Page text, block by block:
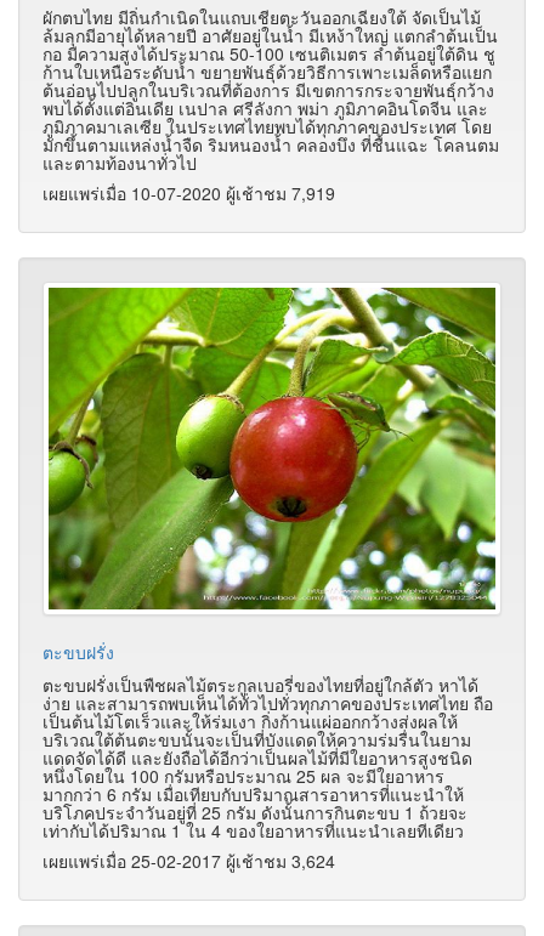
ผักตบไทย มีถิ่นกำเนิดในแถบเชียตะวันออกเฉียงใต้ จัดเป็นไม้
ล้มลุกมีอายุได้หลายปี อาศัยอยู่ในน้ำ มีเหง้าใหญ่ แตกลำต้นเป็น
กอ มีความสูงได้ประมาณ 50-100 เซนติเมตร ลำต้นอยู่ใต้ดิน ชู
ก้านใบเหนือระดับน้ำ ขยายพันธุ์ด้วยวิธีการเพาะเมล็ดหรือแยก
ต้นอ่อนไปปลูกในบริเวณที่ต้องการ มีเขตการกระจายพันธุ์กว้าง
พบได้ตั้งแต่อินเดีย เนปาล ศรีลังกา พม่า ภูมิภาคอินโดจีน และ
ภูมิภาคมาเลเซีย ในประเทศไทยพบได้ทุกภาคของประเทศ โดย
มักขึ้นตามแหล่งน้ำจืด ริมหนองน้ำ คลองบึง ที่ชื้นแฉะ โคลนตม
และตามท้องนาทั่วไป
เผยแพร่เมื่อ 10-07-2020 ผู้เช้าชม 7,919
ตะขบฝรั่ง
ตะขบฝรั่งเป็นพืชผลไม้ตระกูลเบอรี่ของไทยที่อยู่ใกล้ตัว หาได้
ง่าย และสามารถพบเห็นได้ทั่วไปทั่วทุกภาคของประเทศไทย ถือ
เป็นต้นไม้โตเร็วและให้ร่มเงา กิ่งก้านแผ่ออกกว้างส่งผลให้
บริเวณใต้ต้นตะขบนั้นจะเป็นที่บังแดดให้ความร่มรื่นในยาม
แดดจัดได้ดี และยังถือได้อีกว่าเป็นผลไม้ที่มีใยอาหารสูงชนิด
หนึ่งโดยใน 100 กรัมหรือประมาณ 25 ผล จะมีใยอาหาร
มากกว่า 6 กรัม เมื่อเทียบกับปริมาณสารอาหารที่แนะนำให้
บริโภคประจำวันอยู่ที่ 25 กรัม ดังนั้นการกินตะขบ 1 ถ้วยจะ
เท่ากับได้ปริมาณ 1 ใน 4 ของใยอาหารที่แนะนำเลยทีเดียว
เผยแพร่เมื่อ 25-02-2017 ผู้เช้าชม 3,624